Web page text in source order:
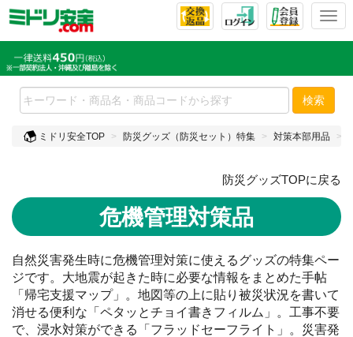
T
l
n
a
g
a
i
検索
ミドリ安全TOP 防災グッズ（防災セット）特集 対策本部用品
防災グッズTOPに戻る
危機管理対策品
自然災害発生時に危機管理対策に使えるグッズの特集ペー
ジです。大地震が起きた時に必要な情報をまとめた手帖
「帰宅支援マップ」。地図等の上に貼り被災状況を書いて
消せる便利な「ペタッとチョイ書きフィルム」。工事不要
で、浸水対策ができる「フラッドセーフライト」。災害発